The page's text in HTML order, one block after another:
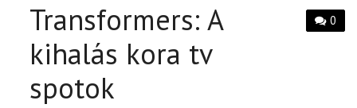
0
Transformers: A
kihalás kora tv
spotok